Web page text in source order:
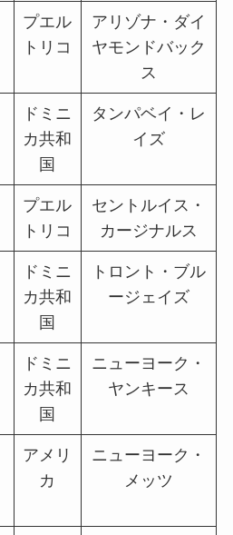
プエル
トリコ
アリゾナ・ダイ
ヤモンドバック
ス
ドミニ
カ共和
国
タンパベイ・レ
イズ
プエル
トリコ
セントルイス・
カージナルス
ドミニ
カ共和
国
トロント・ブル
ージェイズ
ドミニ
カ共和
国
ニューヨーク・
ヤンキース
アメリ
カ
ニューヨーク・
メッツ